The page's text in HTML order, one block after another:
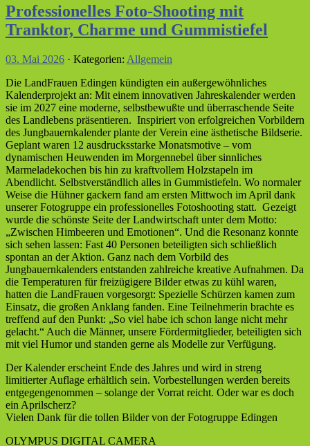
Professionelles Foto-Shooting mit
Tranktor, Charme und Gummistiefel
03. Mai 2026 · Kategorien: Allgemein
Die LandFrauen Edingen kündigten ein außergewöhnliches
Kalenderprojekt an: Mit einem innovativen Jahreskalender werden
sie im 2027 eine moderne, selbstbewußte und überraschende Seite
des Landlebens präsentieren. Inspiriert von erfolgreichen Vorbildern
des Jungbauernkalenderplante der Verein eine ästhetische Bildserie.
Geplant waren 12 ausdrucksstarke Monatsmotive – vom
dynamischen Heuwenden im Morgennebel über sinnliches
Marmeladekochen bis hin zu kraftvollem Holzstapeln im
Abendlicht. Selbstverständlich alles in Gummistiefeln. Wo normaler
Weise die Hühner gackern fand am ersten Mittwoch im April dank
unserer Fotogruppe ein professionelles Fotoshooting statt. Gezeigt
wurde die schönste Seite der Landwirtschaft unter dem Motto:
„Zwischen Himbeeren und Emotionen“. Und die Resonanz konnte
sich sehen lassen: Fast 40 Personen beteiligten sich schließlich
spontan an der Aktion. Ganz nach dem Vorbild des
Jungbauernkalenders entstanden zahlreiche kreative Aufnahmen. Da
die Temperaturen für freizügigere Bilder etwas zu kühl waren,
hatten die LandFrauen vorgesorgt: Spezielle Schürzen kamen zum
Einsatz, die großen Anklang fanden. Eine Teilnehmerin brachte es
treffend auf den Punkt: „So viel habe ich schon lange nicht mehr
gelacht.“ Auch die Männer, unsere Fördermitglieder, beteiligten sich
mit viel Humor und standen gerne als Modelle zur Verfügung.
Der Kalender erscheint Ende des Jahres und wird in streng
limitierter Auflage erhältlich sein. Vorbestellungen werden bereits
entgegengenommen – solange der Vorrat reicht. Oder war es doch
ein Aprilscherz?
Vielen Dank für die tollen Bilder von der Fotogruppe Edingen
OLYMPUS DIGITAL CAMERA